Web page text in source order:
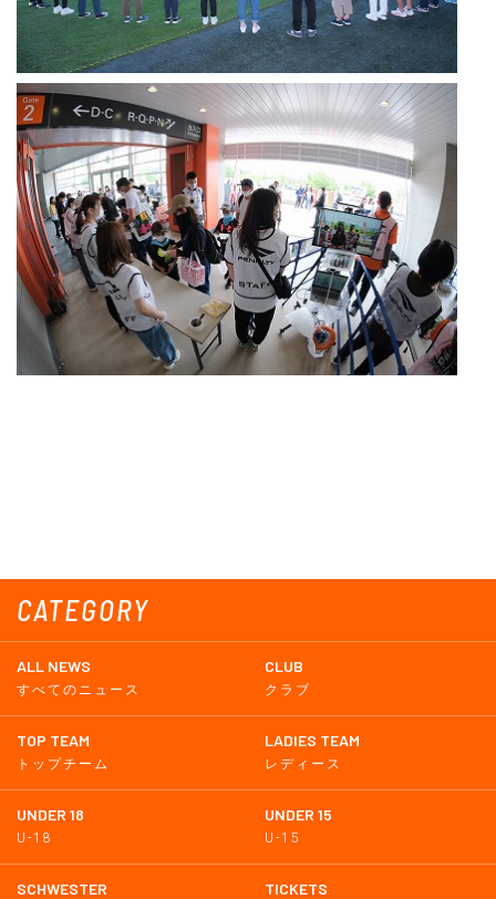
CATEGORY
ALL NEWS
すべてのニュース
CLUB
クラブ
TOP TEAM
トップチーム
LADIES TEAM
レディース
UNDER 18
U-18
UNDER 15
U-15
SCHWESTER TICKETS